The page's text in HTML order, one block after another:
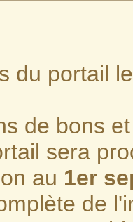
du portail
de bons
sera
au 1er
de